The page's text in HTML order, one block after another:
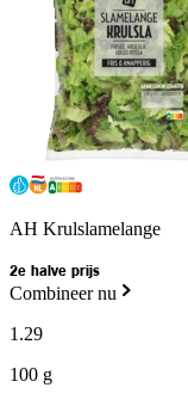
AH Krulslamelange
2e halve prijs
Combineer nu
1.29
100 g